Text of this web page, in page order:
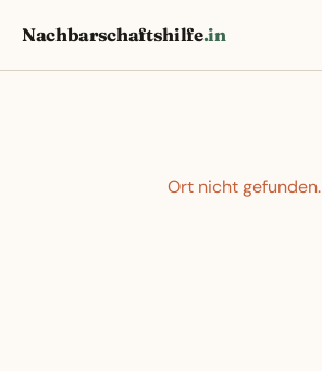
Nachbarschaftshilfe.in
Ort nicht gefunden.